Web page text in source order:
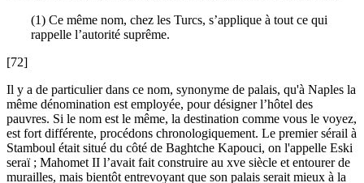
(1) Ce même nom, chez les Turcs, s’applique à tout ce qui
rappelle l’autorité suprême.
[72]
Il y a de particulier dans ce nom, synonyme de palais, qu'à Naples la
même dénomination est employée, pour désigner l’hôtel des
pauvres. Si le nom est le même, la destination comme vous le voyez,
est fort différente, procédons chronologiquement. Le premier sérail à
Stamboul était situé du côté de Baghtche Kapouci, on l'appelle Eski
seraï ; Mahomet II l’avait fait construire au xve siècle et entourer de
murailles, mais bientôt entrevoyant que son palais serait mieux à la